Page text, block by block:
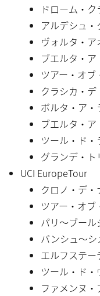
ドローム・
アルデシュ・
ヴォルタ・
ブエルタ・
ツアー・オブ
クラシカ・
ボルタ・ア
ブエルタ・
ツール・ド
グランデ・ト
UCI EuropeTour
クロノ・デ・
ツアー・オブ
パリ〜ブール
バンシュ〜
エルフステー
ツール・ド
ファメンヌ